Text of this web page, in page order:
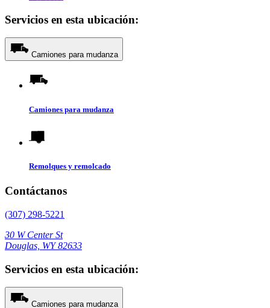
Servicios en esta ubicación:
Camiones para mudanza
Camiones para mudanza
Remolques y remolcado
Contáctanos
(307) 298-5221
30 W Center St
Douglas, WY 82633
Servicios en esta ubicación:
Camiones para mudanza